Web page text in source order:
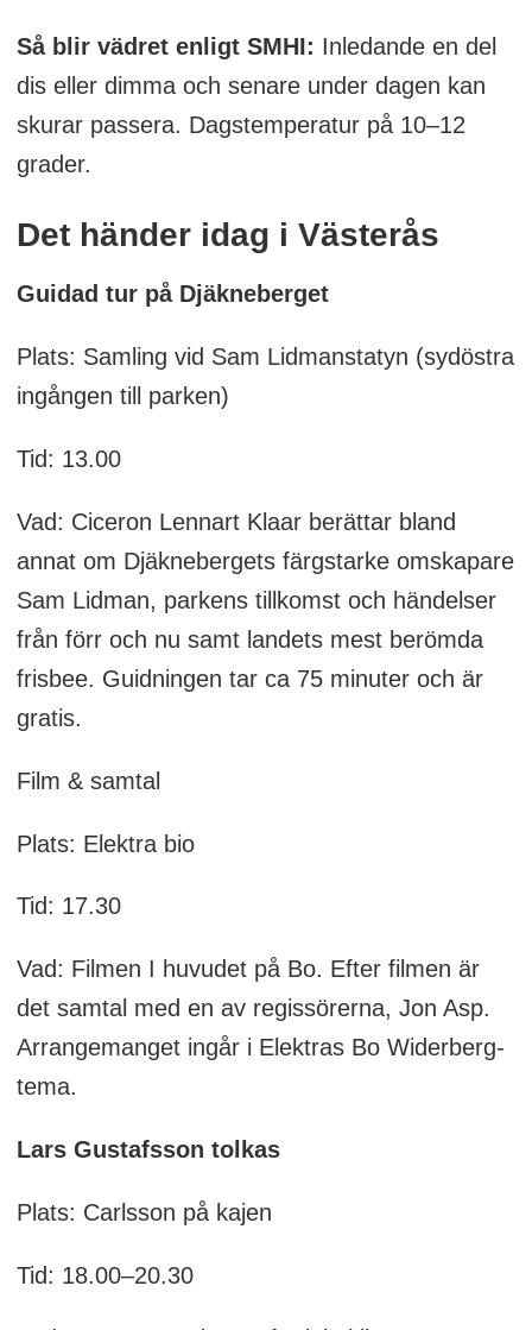
Så blir vädret enligt SMHI: Inledande en del
dis eller dimma och senare under dagen kan
skurar passera. Dagstemperatur på 10–12
grader.
Det händer idag i Västerås
Guidad tur på Djäkneberget
Plats: Samling vid Sam Lidmanstatyn (sydöstra
ingången till parken)
Tid: 13.00
Vad: Ciceron Lennart Klaar berättar bland
annat om Djäknebergets färgstarke omskapare
Sam Lidman, parkens tillkomst och händelser
från förr och nu samt landets mest berömda
frisbee. Guidningen tar ca 75 minuter och är
gratis.
Film & samtal
Plats: Elektra bio
Tid: 17.30
Vad: Filmen I huvudet på Bo. Efter filmen är
det samtal med en av regissörerna, Jon Asp.
Arrangemanget ingår i Elektras Bo Widerberg-
tema.
Lars Gustafsson tolkas
Plats: Carlsson på kajen
Tid: 18.00–20.30